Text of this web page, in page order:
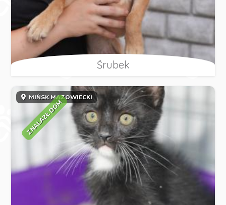
Śrubek
MIŃSK MAZOWIECKI
ZNALAZŁ DOM